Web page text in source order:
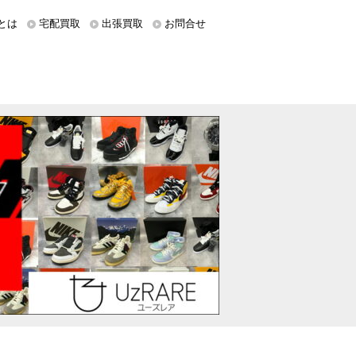
は 宅配買取 出張買取 お問合せ